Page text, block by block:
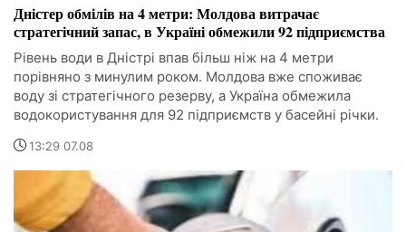
Дністер обмілів на 4 метри: Молдова витрачає
стратегічний запас, в Україні обмежили 92 підприємства
Рівень води в Дністрі впав більш ніж на 4 метри
порівняно з минулим роком. Молдова вже споживає
воду зі стратегічного резерву, а Україна обмежила
водокористування для 92 підприємств у басейні річки.
13:29 07.08